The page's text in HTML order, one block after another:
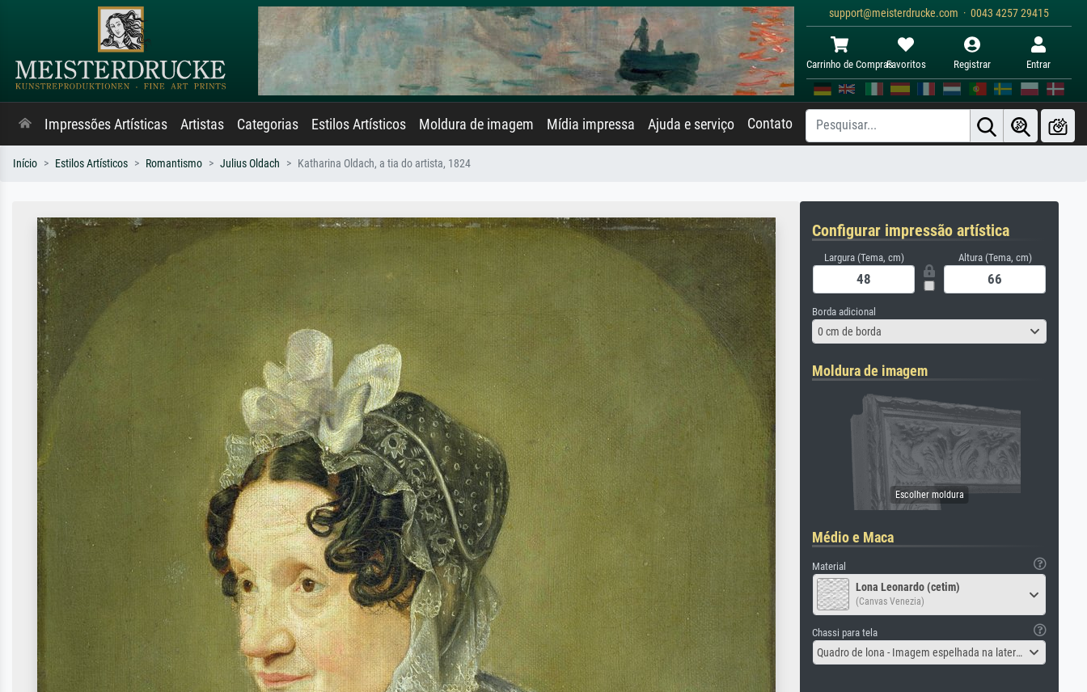
support@meisterdrucke.com · 0043 4257 29415
Carrinho de ComprasFavoritos Registrar Entrar
Impressões Artísticas Artistas Categorias Estilos Artísticos Moldura de imagem Mídia impressa Ajuda e serviço Contato
Início Estilos Artísticos Romantismo Julius Oldach Katharina Oldach, a tia do artista, 1824
Configurar impressão artística
Largura (Tema, cm) Altura (Tema, cm)
Borda adicional
0 cm de borda
Moldura de imagem
Médio e Maca
Material
Lona Leonardo (cetim)
(Canvas Venezia)
Chassi para tela
Quadro de lona - Imagem espelhada na lateral